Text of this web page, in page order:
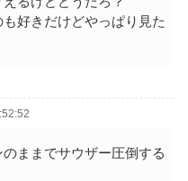
好きだけどやっぱり見た
ままでサウザー圧倒する